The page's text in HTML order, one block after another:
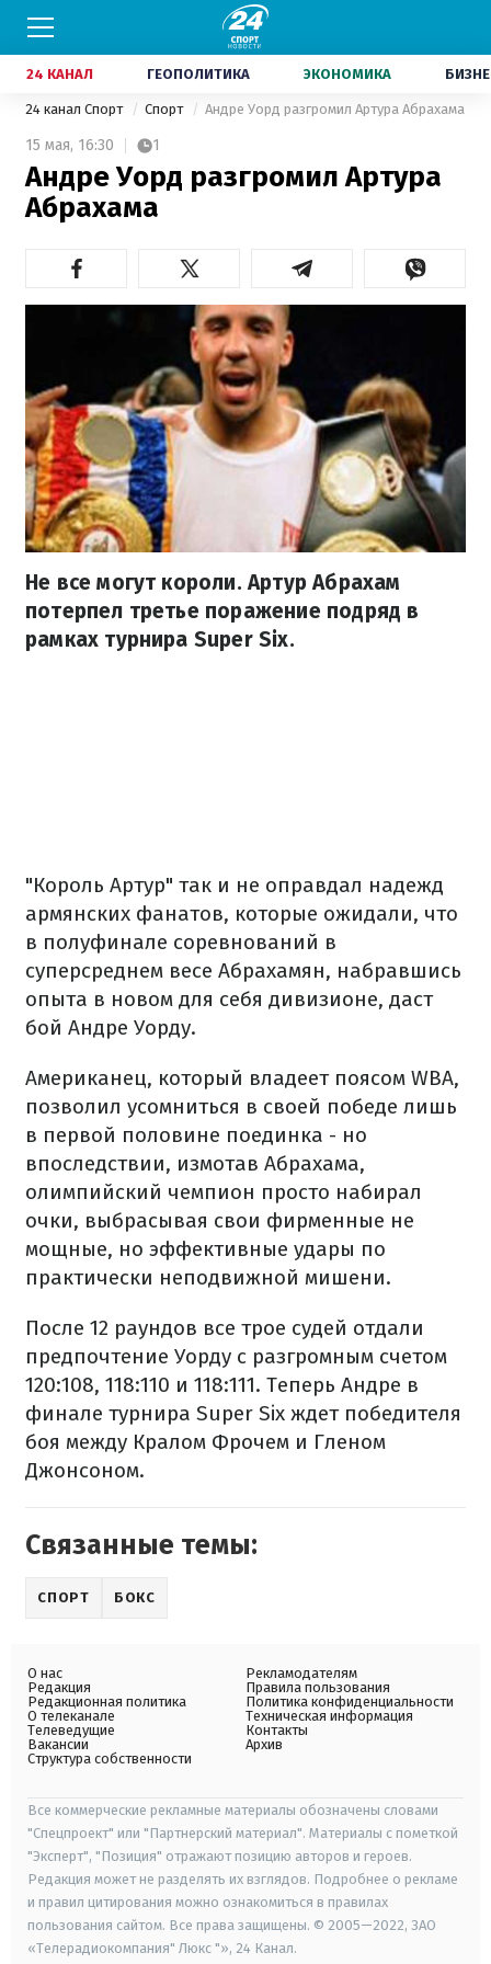
24 КАНАЛ ГЕОПОЛИТИКА ЭКОНОМИКА
24 канал Спорт Спорт Андре Уорд разгромил Артура Абрахама
15 мая, 16:30 1
Андре Уорд разгромил Артура
Абрахама
Не все могут короли. Артур Абрахам
потерпел третье поражение подряд в
рамках турнира Super Six.
"Король Артур" так и не оправдал надежд
армянских фанатов, которые ожидали, что
в полуфинале соревнований в
суперсреднем весе Абрахамян, набравшись
опыта в новом для себя дивизионе, даст
бой Андре Уорду.
Американец, который владеет поясом WBA,
позволил усомниться в своей победе лишь
в первой половине поединка - но
впоследствии, измотав Абрахама,
олимпийский чемпион просто набирал
очки, выбрасывая свои фирменные не
мощные, но эффективные удары по
практически неподвижной мишени.
После 12 раундов все трое судей отдали
предпочтение Уорду с разгромным счетом
120:108, 118:110 и 118:111. Теперь Андре в
финале турнира Super Six ждет победителя
боя между Кралом Фрочем и Гленом
Джонсоном.
Связанные темы:
СПОРТ БОКС
О нас
Редакция
Редакционная политика
О телеканале
Телеведущие
Вакансии
Структура собственности
Рекламодателям
Правила пользования
Политика конфиденциальности
Техническая информация
Контакты
Архив
Все коммерческие рекламные материалы обозначены словами
"Спецпроект" или "Партнерский материал". Материалы с пометкой
"Эксперт", "Позиция" отражают позицию авторов и героев.
Редакция может не разделять их взглядов. Подробнее о рекламе
и правил цитирования можно ознакомиться в правилах
пользования сайтом. Все права защищены. © 2005—2022, ЗАО
«Телерадиокомпания" Люкс "», 24 Канал.